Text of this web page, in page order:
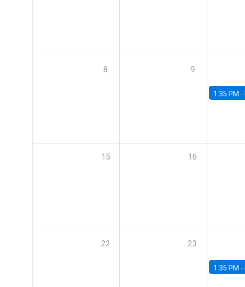
8 9
1:35 PM -
15 16
22 23
1:35 PM -